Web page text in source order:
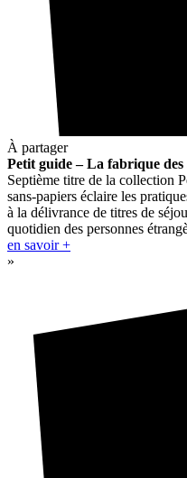
À partager
Petit guide – La fabrique des
Septième titre de la collection
sans-papiers éclaire les
à la délivrance de titres de
quotidien des personnes
en savoir +
»